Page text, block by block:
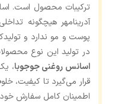
ترکیبات محصول است.
آدرینامهر هیچگونه
پوست و مو ندارد و
در تولید این نوع
اسانس روغنی جوجوبا
قرار می‌گیرد تا کیفیت،
اطمینان کامل سفارش